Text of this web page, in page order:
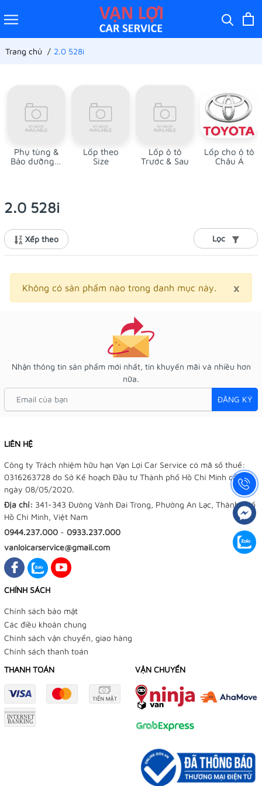
Trang chủ 2.0 528i
Phụ tùng &
Bảo dưỡng ô
Lốp theo
Size
Lốp ô tô
Trước & Sau
Lốp cho ô tô
Châu Á
2.0 528i
Xếp theo Lọc
×
Không có sản phẩm nào trong danh mục này.
Nhận thông tin sản phẩm mới nhất, tin khuyến mãi và nhiều hơn
nữa.
ĐĂNG KÝ
LIÊN HỆ
Công ty Trách nhiệm hữu hạn Vạn Lợi Car Service có mã số thuế:
0316263728 do Sở Kế hoạch Đầu tư Thành phố Hồ Chí Minh cấp
ngày 08/05/2020.
Địa chỉ: 341-343 Đường Vành Đai Trong, Phường An Lạc, Thành phố
Hồ Chí Minh, Việt Nam
0944.237.000 - 0933.237.000
vanloicarservice@gmail.com
CHÍNH SÁCH
Chính sách bảo mật
Các điều khoản chung
Chính sách vận chuyển, giao hàng
Chính sách thanh toán
THANH TOÁN
VẬN CHUYỂN